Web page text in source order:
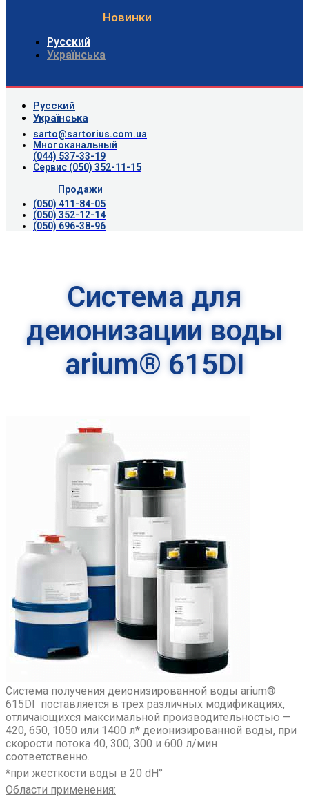
Новинки
Русский
Українська
Русский
Українська
sarto@sartorius.com.ua
Многоканальный
(044) 537-33-19
Сервис (050) 352-11-15
Продажи
(050) 411-84-05
(050) 352-12-14
(050) 696-38-96
Система для
деионизации воды
arium® 615DI
Система получения деионизированной воды arium®
615DI поставляется в трех различных модификациях,
отличающихся максимальной производительностью —
420, 650, 1050 или 1400 л* деионизированной воды, при
скорости потока 40, 300, 300 и 600 л/мин
соответственно.
*при жесткости воды в 20 dH°
Области применения: